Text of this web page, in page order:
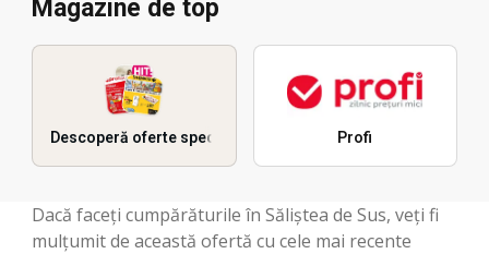
Magazine de top
Descoperă oferte speciale Profi
Dacă faceți cumpărăturile în Săliştea de Sus, veți fi
mulțumit de această ofertă cu cele mai recente